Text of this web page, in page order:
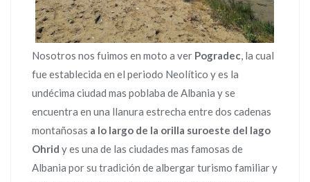
Nosotros nos fuimos en moto a ver Pogradec, la cual
fue establecida en el periodo Neolítico y es la
undécima ciudad mas poblaba de Albania y se
encuentra en una llanura estrecha entre dos cadenas
montañosas a lo largo de la orilla suroeste del lago
Ohrid y es una de las ciudades mas famosas de
Albania por su tradición de albergar turismo familiar y